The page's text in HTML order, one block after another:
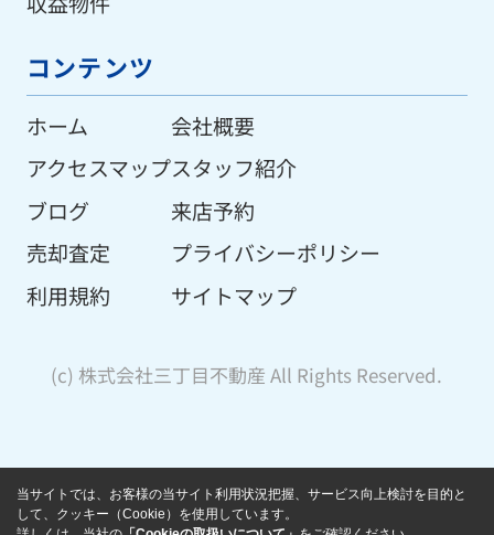
コンテンツ
ホーム
アクセスマップ
ブログ
売却査定
利用規約
会社概要
スタッフ紹介
来店予約
プライバシーポリシー
サイトマップ
(c) 株式会社三丁目不動産 All Rights Reserved.
当サイトでは、お客様の当サイト利用状況把握、サービス向上検討を目的と
して、クッキー（Cookie）を使用しています。